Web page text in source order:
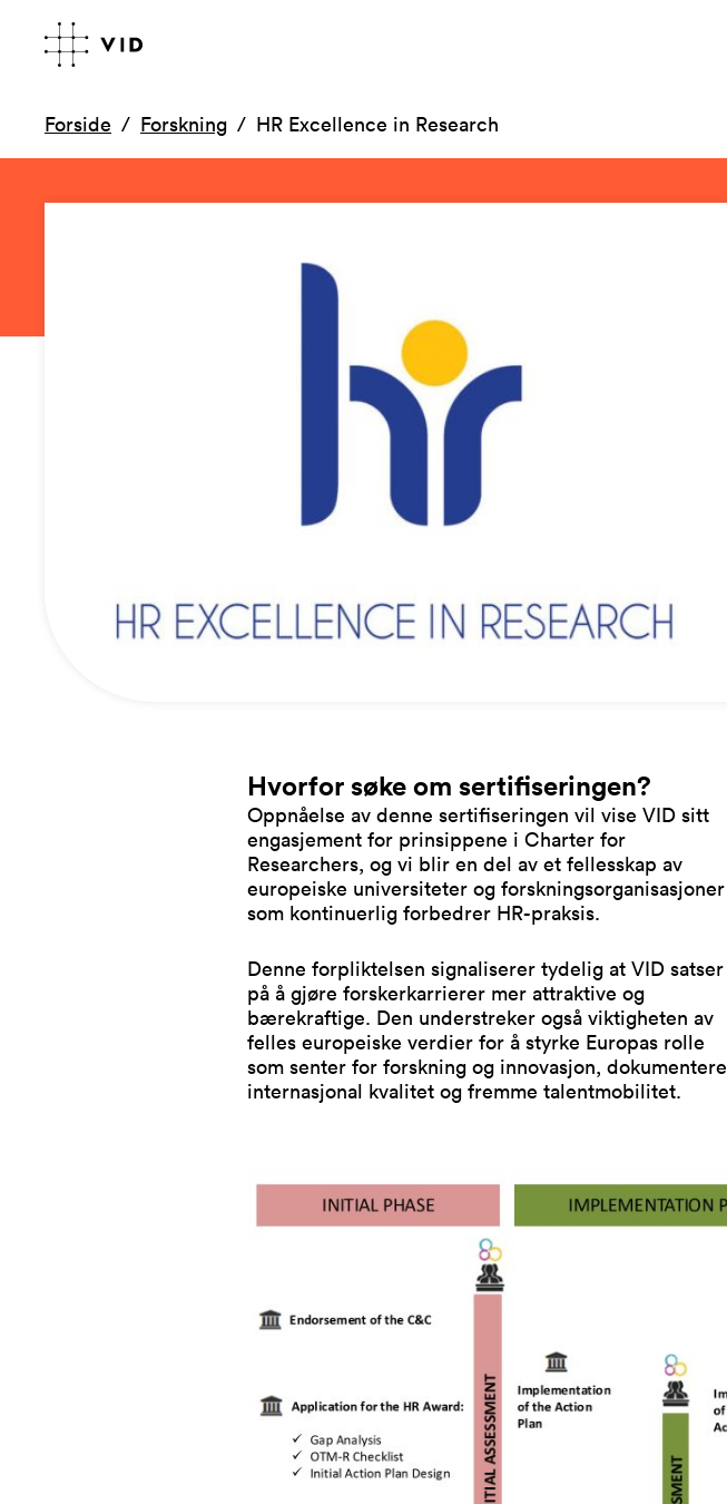
Forside Forskning HR Excellence in Research
Hvorfor søke om sertifiseringen?
Oppnåelse av denne sertifiseringen vil vise VID sitt
engasjement for prinsippene i Charter for
Researchers, og vi blir en del av et fellesskap av
europeiske universiteter og forskningsorganisasjoner
som kontinuerlig forbedrer HR-praksis.
Denne forpliktelsen signaliserer tydelig at VID satser
på å gjøre forskerkarrierer mer attraktive og
bærekraftige. Den understreker også viktigheten av
felles europeiske verdier for å styrke Europas rolle
som senter for forskning og innovasjon, dokumentere
internasjonal kvalitet og fremme talentmobilitet.